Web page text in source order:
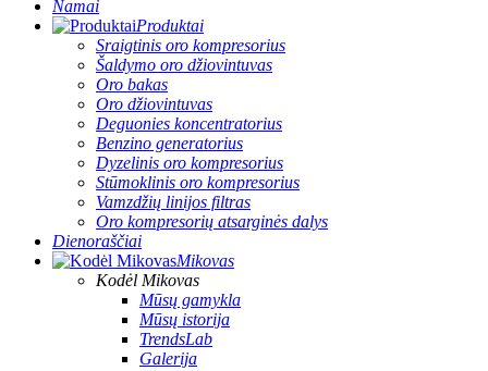
Namai
Produktai
Sraigtinis oro kompresorius
Šaldymo oro džiovintuvas
Oro bakas
Oro džiovintuvas
Deguonies koncentratorius
Benzino generatorius
Dyzelinis oro kompresorius
Stūmoklinis oro kompresorius
Vamzdžių linijos filtras
Oro kompresorių atsarginės dalys
Dienoraščiai
Mikovas
Kodėl Mikovas
Mūsų gamykla
Mūsų istorija
TrendsLab
Galerija